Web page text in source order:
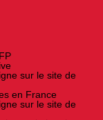
sur le site de
en France
sur le site de